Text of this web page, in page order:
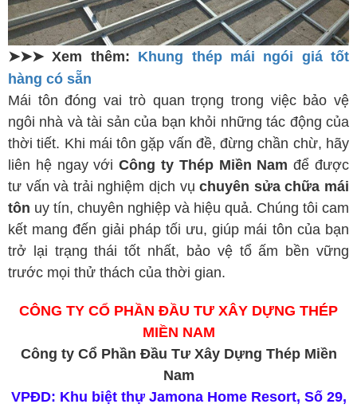
➤➤➤ Xem thêm: Khung thép mái ngói giá tốt
hàng có sẵn
Mái tôn đóng vai trò quan trọng trong việc bảo vệ
ngôi nhà và tài sản của bạn khỏi những tác động của
thời tiết. Khi mái tôn gặp vấn đề, đừng chần chừ, hãy
liên hệ ngay vớiCông ty Thép Miền Nam để được
tư vấn và trải nghiệm dịch vụchuyên sửa chữa mái
tôn uy tín, chuyên nghiệp và hiệu quả. Chúng tôi cam
kết mang đến giải pháp tối ưu, giúp mái tôn của bạn
trở lại trạng thái tốt nhất, bảo vệ tổ ấm bền vững
trước mọi thử thách của thời gian.
CÔNG TY CỔ PHẦN ĐẦU TƯ XÂY DỰNG THÉP
MIỀN NAM
VPĐD: Khu biệt thự Jamona Home Resort, Số 29,